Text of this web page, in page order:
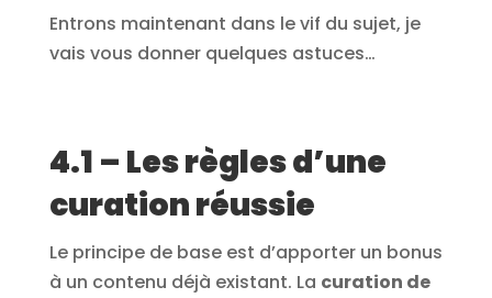
Entrons maintenant dans le vif du sujet, je
vais vous donner quelques astuces…
4.1 – Les règles d’une
curation réussie
Le principe de base est d’apporter un bonus
à un contenu déjà existant. La curation de